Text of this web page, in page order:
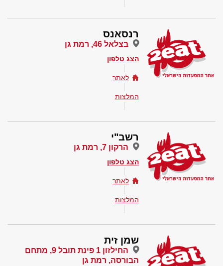
רנסאנס
בצלאל 46, רמת גן
הצג טלפון
לאתר
המלצות
רשב"י
הרקון 7, רמת גן
הצג טלפון
לאתר
המלצות
שמן זית
החילזון 1 פינת תובל 9, מתחם
הבורסה, רמת גן